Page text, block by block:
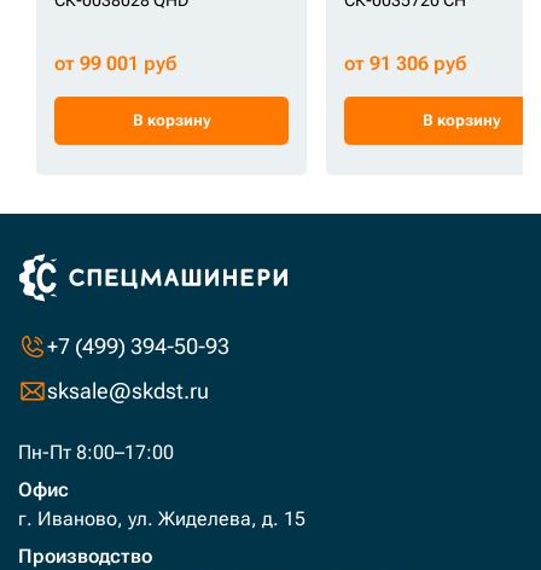
от 99 001 руб
В корзину
от 91 306 руб
В корзину
+7 (499) 394-50-93
sksale@skdst.ru
Пн-Пт 8:00–17:00
Офис
г. Иваново, ул. Жиделева, д. 15
Производство